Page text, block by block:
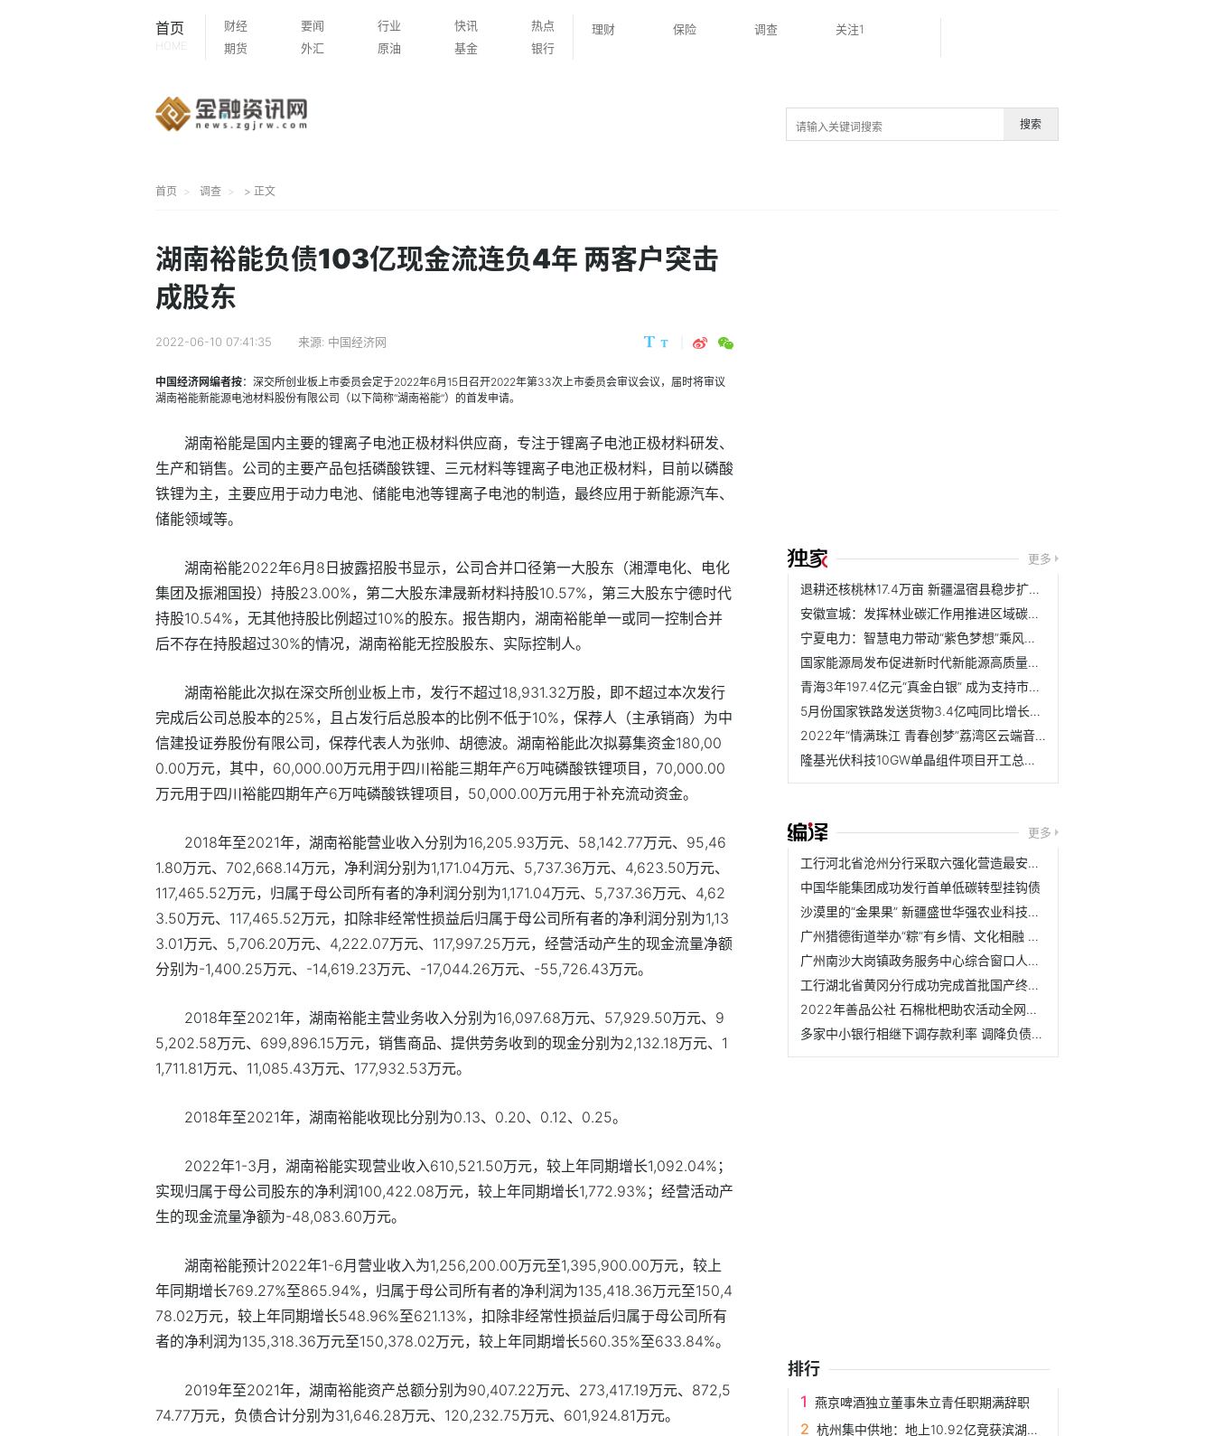
首页
HOME
财经 要闻 行业 快讯
热点
期货
外汇 原油 基金 银行
理财 保险 调查 关注1
搜索
首页 调查 > 正文
湖南裕能负债103亿现金流连负4年 两客户突击
成股东
2022-06-10 07:41:35 来源: 中国经济网
中国经济网编者按： 深交所创业板上市委员会定于2022年6月 15 日召开2022年第33次上市委员会审议会议，届时将审议
湖南裕能新能源电池材料股份有限公司（以下简称“湖南裕能”）的首发申请。
湖南裕能是国内主要的锂离子电池正极材料供应商，专注于锂离子电池正极材料研发、
生产和销售。公司的主要产品包括磷酸铁锂、三元材料等锂离子电池正极材料，目前以磷酸
铁锂为主，主要应用于动力电池、储能电池等锂离子电池的制造，最终应用于新能源汽车、
储能领域等。
湖南裕能2022年6月8日披露招股书显示，公司合并口径第一大股东（湘潭电化、电化
集团及振湘国投）持股23.00%，第二大股东津晟新材料持股10.57%，第三大股东宁德时代
持股10.54%，无其他持股比例超过10%的股东。报告期内，湖南裕能单一或同一控制合并
后不存在持股超过30%的情况，湖南裕能无控股股东、实际控制人。
湖南裕能此次拟在深交所创业板上市，发行不超过18,931.32万股，即不超过本次发行
完成后公司总股本的25%，且占发行后总股本的比例不低于10%，保荐人（主承销商）为中
信建投证券股份有限公司，保荐代表人为张帅、胡德波。湖南裕能此次拟募集资金180,00
0.00万元，其中， 60,000.00万元用于四川裕能三期年产6万吨磷酸铁锂项目， 70,000.00
万元用于四川裕能四期年产6万吨磷酸铁锂项目， 50,000.00万元用于补充流动资金。
2018年至2021年，湖南裕能营业收入分别为16,205.93万元、 58,142.77万元、 95,46
1.80万元、 702,668.14万元，净利润分别为1,171.04万元、 5,737.36万元、 4,623.50万元、
117,465.52万元，归属于母公司所有者的净利润分别为1,171.04万元、 5,737.36万元、 4,62
3.50万元、 117,465.52万元，扣除非经常性损益后归属于母公司所有者的净利润分别为1,13
3.01万元、 5,706.20万元、 4,222.07万元、 117,997.25万元， 经营活动产生的现金流量净额
分别为-1,400.25万元、 -14,619.23万元、 -17,044.26万元、 -55,726.43万元。
2018年至2021年，湖南裕能主营业务收入分别为16,097.68万元、 57,929.50万元、 9
5,202.58万元、 699,896.15万元，销售商品、提供劳务收到的现金分别为2,132.18万元、 1
1,711.81万元、 11,085.43万元、 177,932.53万元。
2018年至2021年，湖南裕能收现比分别为0.13、 0.20、 0.12、 0.25。
2022年1-3月，湖南裕能实现营业收入610,521.50万元，较上年同期增长1,092.04% ；
实现归属于母公司股东的净利润100,422.08万元，较上年同期增长1,772.93% ；经营活动产
生的现金流量净额为-48,083.60万元。
湖南裕能预计2022年1-6月营业收入为1,256,200.00万元至1,395,900.00万元，较上
年同期增长769.27%至865.94%，归属于母公司所有者的净利润为135,418.36万元至150,4
78.02万元，较上年同期增长548.96%至621.13%，扣除非经常性损益后归属于母公司所有
者的净利润为135,318.36万元至150,378.02万元，较上年同期增长560.35%至633.84%。
2019年至2021年，湖南裕能资产总额分别为90,407.22万元、 273,417.19万元、 872,5
74.77万元，负债合计分别为31,646.28万元、 120,232.75万元、 601,924.81万元。
更多
退耕还核桃林17.4万亩 新疆温宿县稳步扩大核桃产业规模
安徽宣城：发挥林业碳汇作用推进区域碳达峰碳中和
宁夏电力：智慧电力带动“紫色梦想”乘风破浪
国家能源局发布促进新时代新能源高质量发展的实施方案
青海3年197.4亿元“真金白银” 成为支持市场主体的及时雨
5月份国家铁路发送货物3.4亿吨同比增长2110万吨
2022年“情满珠江 青春创梦”荔湾区云端音乐会成功举办
隆基光伏科技10GW单晶组件项目开工总投资60亿元
更多
工行河北省沧州分行采取六强化营造最安全银行氛围
中国华能集团成功发行首单低碳转型挂钩债
沙漠里的“金果果” 新疆盛世华强农业科技有限公司
广州猎德街道举办“粽”有乡情、文化相融 来穗人员友好融合...
广州南沙大岗镇政务服务中心综合窗口人员统一更换制服着装
工行湖北省黄冈分行成功完成首批国产终端系统纳管工作
2022年善品公社 石棉枇杷助农活动全网直播
多家中小银行相继下调存款利率 调降负债成本、改善净息差
排行
燕京啤酒独立董事朱立青任职期满辞职
杭州集中供地：地上10.92亿竞获滨湖新区一宅地